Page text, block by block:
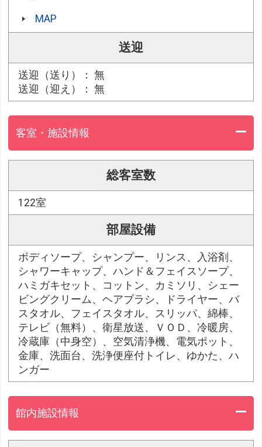
MAP
送迎
送迎（送り）： 無
送迎（迎え）： 無
客室・施設情報
総客室数
122室
部屋設備
ボディソープ、シャンプー、リンス、入浴剤、
シャワーキャップ、ハンド＆フェイスソープ、
ハミガキセット、コットン、カミソリ、シェー
ビングクリーム、ヘアブラシ、ドライヤー、バ
スタオル、フェイスタオル、スリッパ、綿棒、
テレビ（無料）、衛星放送、ＶＯＤ、冷暖房、
冷蔵庫（中身空）、空気清浄機、電気ポット、
金庫、洗面台、洗浄便座付トイレ、ゆかた、ハ
ンガー
館内施設情報